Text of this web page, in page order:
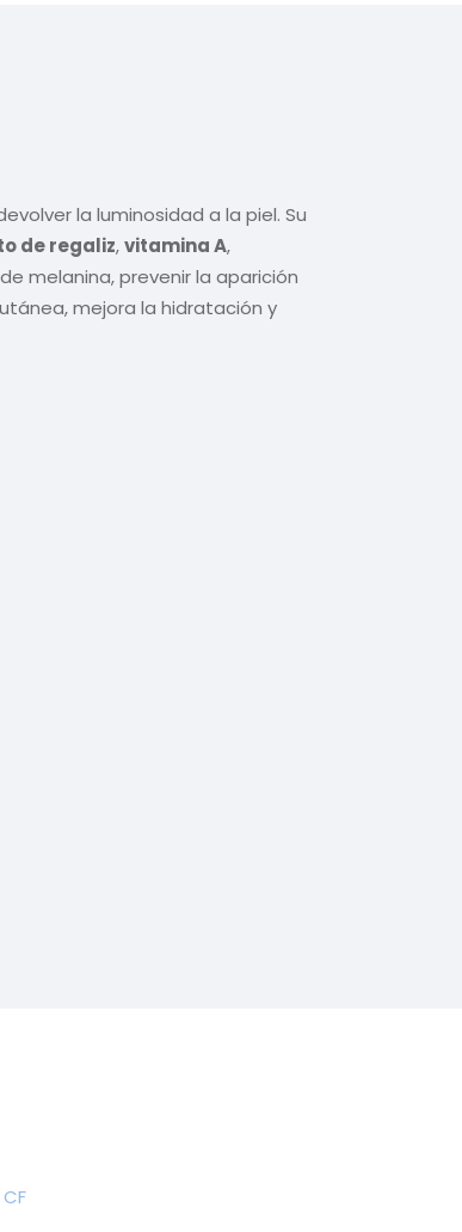
la luminosidad a la piel. Su
de regaliz,vitamina A,
melanina, prevenir la aparición
mejora la hidratación y